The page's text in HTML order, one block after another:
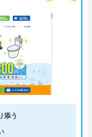
添う